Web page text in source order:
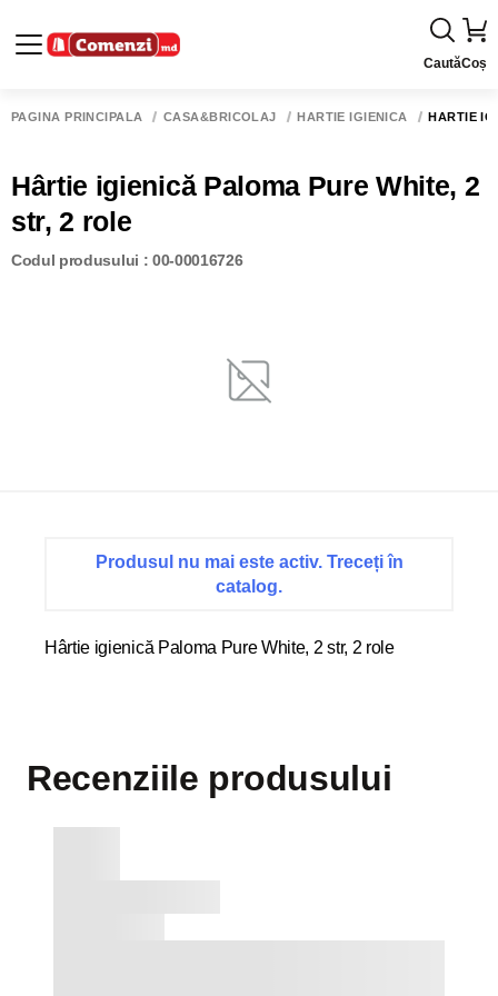
CautăCoș
PAGINA PRINCIPALĂ CASĂ&BRICOLAJ HÂRTIE IGIENICĂ HÂRTIE
Hârtie igienică Paloma Pure White, 2
str, 2 role
Codul produsului : 00-00016726
Produsul nu mai este activ. Treceți în
catalog.
Hârtie igienică Paloma Pure White, 2 str, 2 role
Recenziile produsului